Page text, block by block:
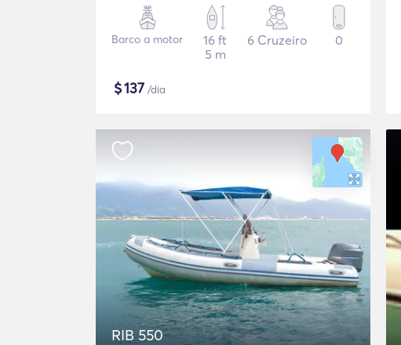
Barco a motor
16 ft
5 m
6 Cruzeiro 0
$137 /dia
RIB 550